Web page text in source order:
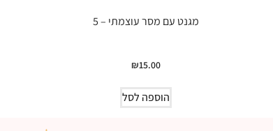
מגנט עם מסר עוצמתי – 5
₪15.00
הוספה לסל